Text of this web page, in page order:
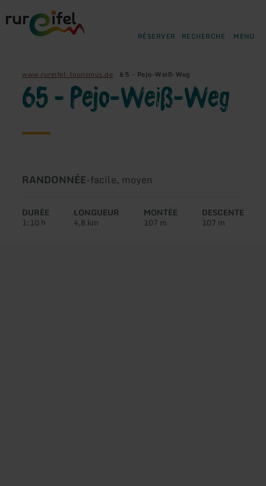
Retour
à
RÉSERVER RECHERCHE MENU
www.rureifel-tourismus.de 65 - Pejo-Weiß-Weg
65 - Pejo-Weiß-Weg
Type
circuit:
RANDONNÉE-Difficulté:
facile, moyen
DURÉE
1:10 h
LONGUEUR
4,8 km
MONTÉE
107 m
DESCENTE
107 m